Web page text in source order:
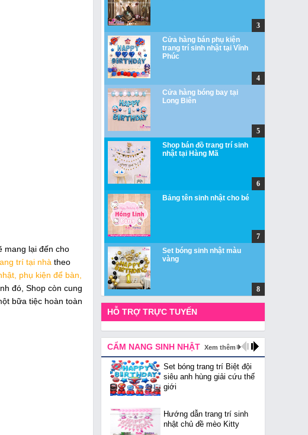
mang lại đến cho
trí tại nhà theo
phụ kiện để bàn,
đó, Shop còn cung
bữa tiệc hoàn toàn
Cửa hàng bán phụ kiện
trang trí sinh nhật tại Vĩnh
Phúc
Cửa hàng bóng bay tại
Long Biên
Shop bán đồ trang trí sinh
nhật tại Hàng Mã
Bảng tên sinh nhật cho bé
Set bóng sinh nhật màu
vàng
HỖ TRỢ TRỰC TUYẾN
CẨM NANG SINH NHẬT Xem thêm
Set bóng trang trí Biệt đội
siêu anh hùng giải cứu thế
giới
Hướng dẫn trang trí sinh
nhật chủ đề mèo Kitty